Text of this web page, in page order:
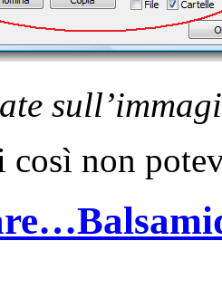
così non